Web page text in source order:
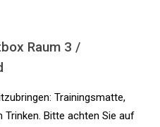
Raum 3 /
Trainingsmatte,
Bitte achten Sie auf